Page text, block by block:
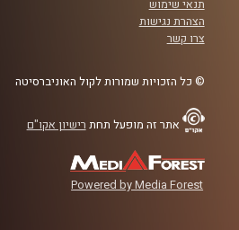
בביה"ס לפסיכולוגיה באוניברסיטת
קרדיט תמונות:
AudioVersity
תנאי שימוש
הצהרת נגישות
צרו קשר
© כל הזכויות שמורות לקול האוניברסיטה
אתר זה מופעל תחת רישיון אקו"ם
Powered by Media Forest